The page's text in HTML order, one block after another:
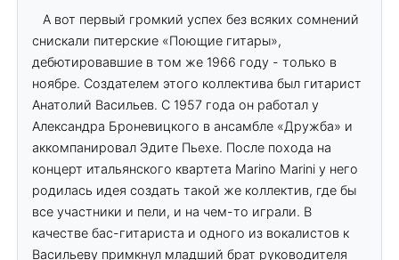
А вот первый громкий успех без всяких сомнений
снискали питерские «Поющие гитары»,
дебютировавшие в том же 1966 году - только в
ноябре. Создателем этого коллектива был гитарист
Анатолий Васильев. С 1957 года он работал у
Александра Броневицкого в ансамбле «Дружба» и
аккомпанировал Эдите Пьехе. После похода на
концерт итальянского квартета Marino Marini у него
родилась идея создать такой же коллектив, где бы
все участники и пели, и на чем-то играли. В
качестве бас-гитариста и одного из вокалистов к
Васильеву примкнул младший брат руководителя